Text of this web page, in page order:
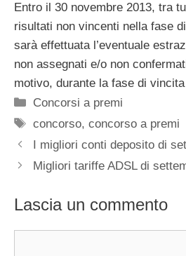
Entro il 30 novembre 2013, tra
risultati non vincenti nella fase
sarà effettuata l’eventuale
non assegnati e/o non
motivo, durante la fase di
Categorie
Concorsi a premi
Tag
concorso,concorso a premi
I migliori conti deposito di
Migliori tariffe ADSL di
Lascia un commento